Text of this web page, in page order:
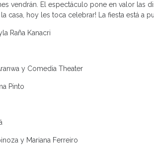
vendrán. El espectáculo pone en valor
la casa, hoy les toca celebrar! La fiesta está a
Raña Kanacri
y Comedia Theater
Pinto
y Mariana Ferreiro